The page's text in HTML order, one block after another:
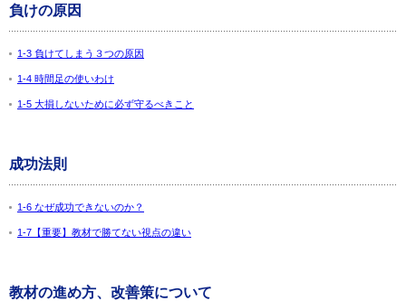
負けの原因
1-3 負けてしまう３つの原因
1-4 時間足の使いわけ
1-5 大損しないために必ず守るべきこと
成功法則
1-6 なぜ成功できないのか？
1-7【重要】教材で勝てない視点の違い
教材の進め方、改善策について